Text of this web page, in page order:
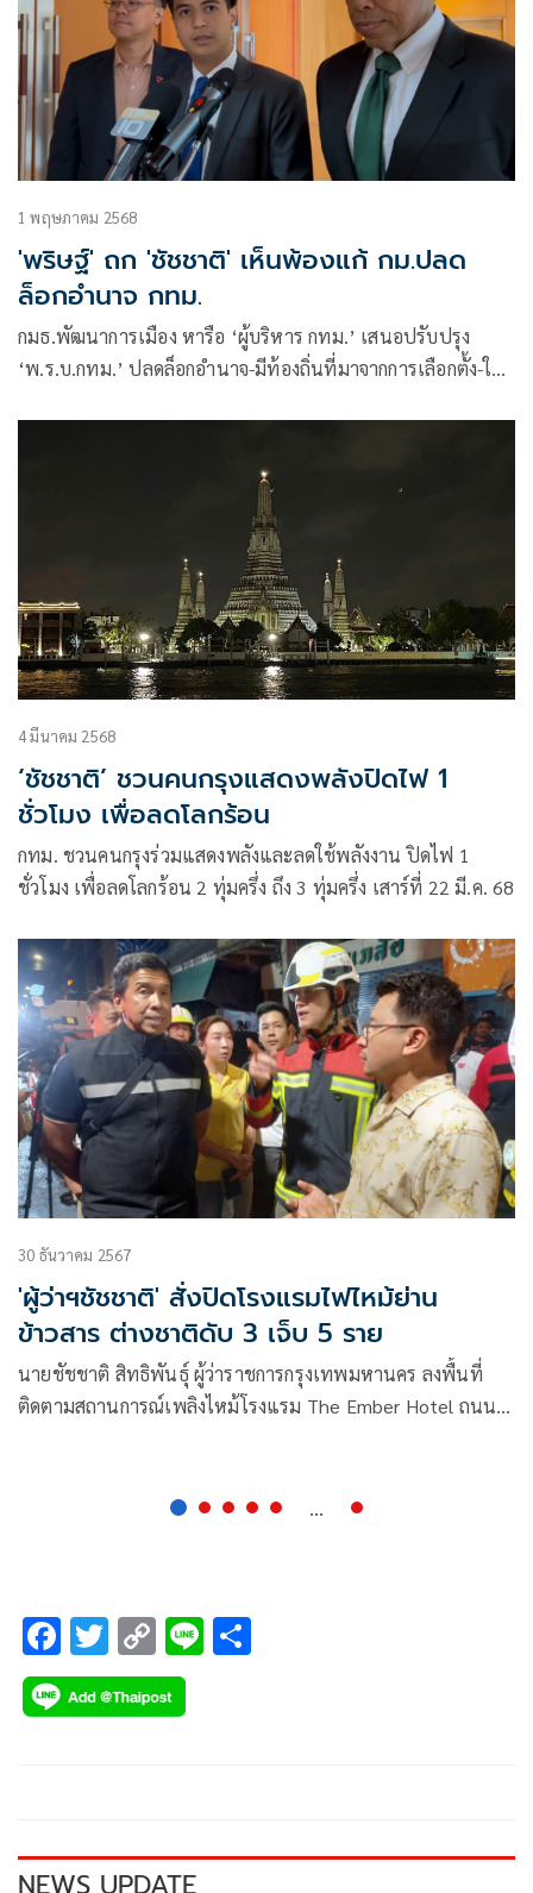
1 พฤษภาคม 2568
'พริษฐ์' ถก 'ชัชชาติ' เห็นพ้องแก้ กม.ปลด
ล็อกอำนาจ กทม.
กมธ.พัฒนาการเมือง หารือ ‘ผู้บริหาร กทม.’ เสนอปรับปรุง
‘พ.ร.บ.กทม.’ ปลดล็อกอำนาจ-มีท้องถิ่นที่มาจากการเลือกตั้ง-ให้
4 มีนาคม 2568
‘ชัชชาติ’ ชวนคนกรุงแสดงพลังปิดไฟ 1
ชั่วโมง เพื่อลดโลกร้อน
กทม. ชวนคนกรุงร่วมแสดงพลังและลดใช้พลังงาน ปิดไฟ 1
ชั่วโมง เพื่อลดโลกร้อน 2 ทุ่มครึ่ง ถึง 3 ทุ่มครึ่ง เสาร์ที่ 22 มี.ค. 68
30 ธันวาคม 2567
'ผู้ว่าฯชัชชาติ' สั่งปิดโรงแรมไฟไหม้ย่าน
ข้าวสาร ต่างชาติดับ 3 เจ็บ 5 ราย
นายชัชชาติ สิทธิพันธุ์ ผู้ว่าราชการกรุงเทพมหานคร ลงพื้นที่
ติดตามสถานการณ์เพลิงไหม้โรงแรม The Ember Hotel ถนน
...
F
ac
e
k
T
wi
tt
C
o
p
k
Li